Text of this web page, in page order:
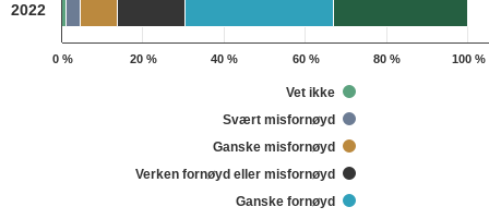
2022
0 % 20 % 40 % 60 % 80 % 100 %
Vet ikke
Svært misfornøyd
Ganske misfornøyd
Verken fornøyd eller misfornøyd
Ganske fornøyd